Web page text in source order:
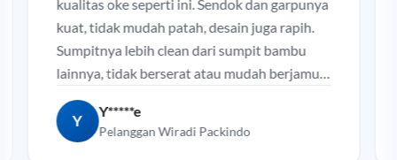
kualitas oke seperti ini. Sendok dan garpunya
kuat, tidak mudah patah, desain juga rapih.
Sumpitnya lebih clean dari sumpit bambu
lainnya, tidak berserat atau mudah berjamur.
Y Y*****e
Pelanggan Wiradi Packindo